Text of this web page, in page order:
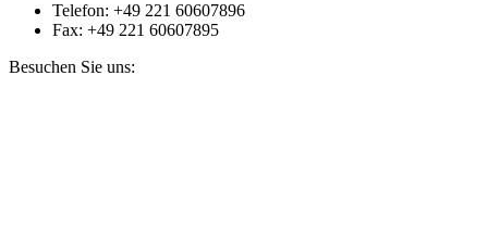
Telefon: +49 221 60607896
Fax: +49 221 60607895
Besuchen Sie uns: